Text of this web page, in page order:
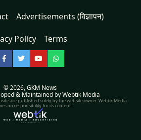
Advertisements (विज्ञापन)
Policy Terms
Facebook
TwitterYouTubeWhatsApp
© 2026,GKM News
& Maintained by Webtik Media
are published solely by the website owner. Webtik Media
no responsibility for its content.